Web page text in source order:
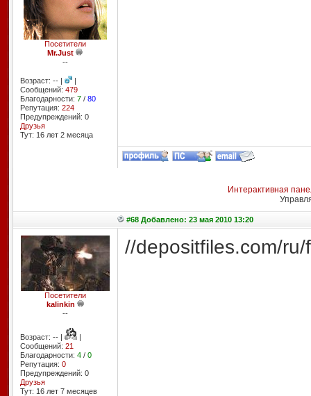
Посетители
Mr.Just
--
Возраст: -- |
|
Сообщений: 479
Благодарности: 7/ 80
Репутация: 224
Предупреждений: 0
Друзья
Тут: 16 лет 2 месяцa
Интерактивная
#68 Добавлено: 23 мая 2010 13:20
Посетители
kalinkin
--
Возраст: -- |
|
Сообщений: 21
Благодарности: 4/ 0
Репутация: 0
Предупреждений: 0
Друзья
Тут: 16 лет 7 месяцев
//depositfiles.com/